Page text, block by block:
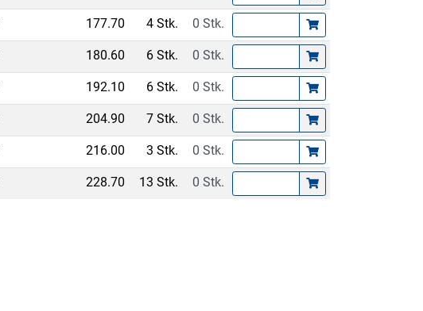
177.70 4 Stk. 0 Stk.
180.60 6 Stk. 0 Stk.
192.10 6 Stk. 0 Stk.
204.90 7 Stk. 0 Stk.
216.00 3 Stk. 0 Stk.
228.70 13 Stk. 0 Stk.